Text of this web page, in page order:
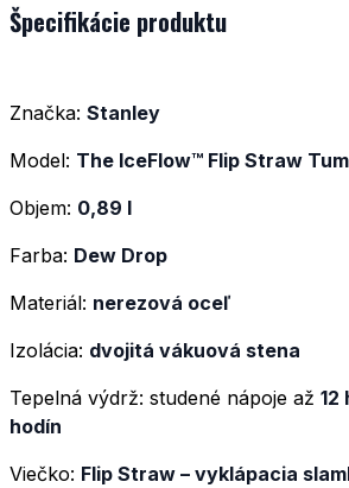
Špecifikácie produktu
Značka: Stanley
Model: The IceFlow™ Flip Straw
Objem: 0,89 l
Farba: Dew Drop
Materiál: nerezová oceľ
Izolácia: dvojitá vákuová stena
Tepelná výdrž: studené nápoje až 12
hodín
Viečko: Flip Straw – vyklápacia